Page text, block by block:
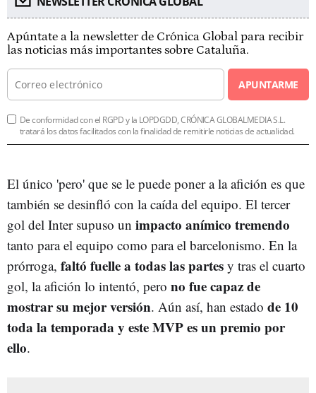
Apúntate a la newsletter de Crónica Global para recibir
las noticias más importantes sobre Cataluña.
APUNTARME
De conformidad con el RGPD y la LOPDGDD, CRÓNICA GLOBALMEDIA S.L.
tratará los datos facilitados con la finalidad de remitirle noticias de actualidad.
El único 'pero' que se le puede poner a la afición es que
también se desinfló con la caída del equipo. El tercer
gol del Inter supuso un impacto anímico tremendo
tanto para el equipo como para el barcelonismo. En la
prórroga, faltó fuelle a todas las partes y tras el cuarto
gol, la afición lo intentó, pero no fue capaz de
mostrar su mejor versión. Aún así, han estado de 10
toda la temporada y este MVP es un premio por
ello.